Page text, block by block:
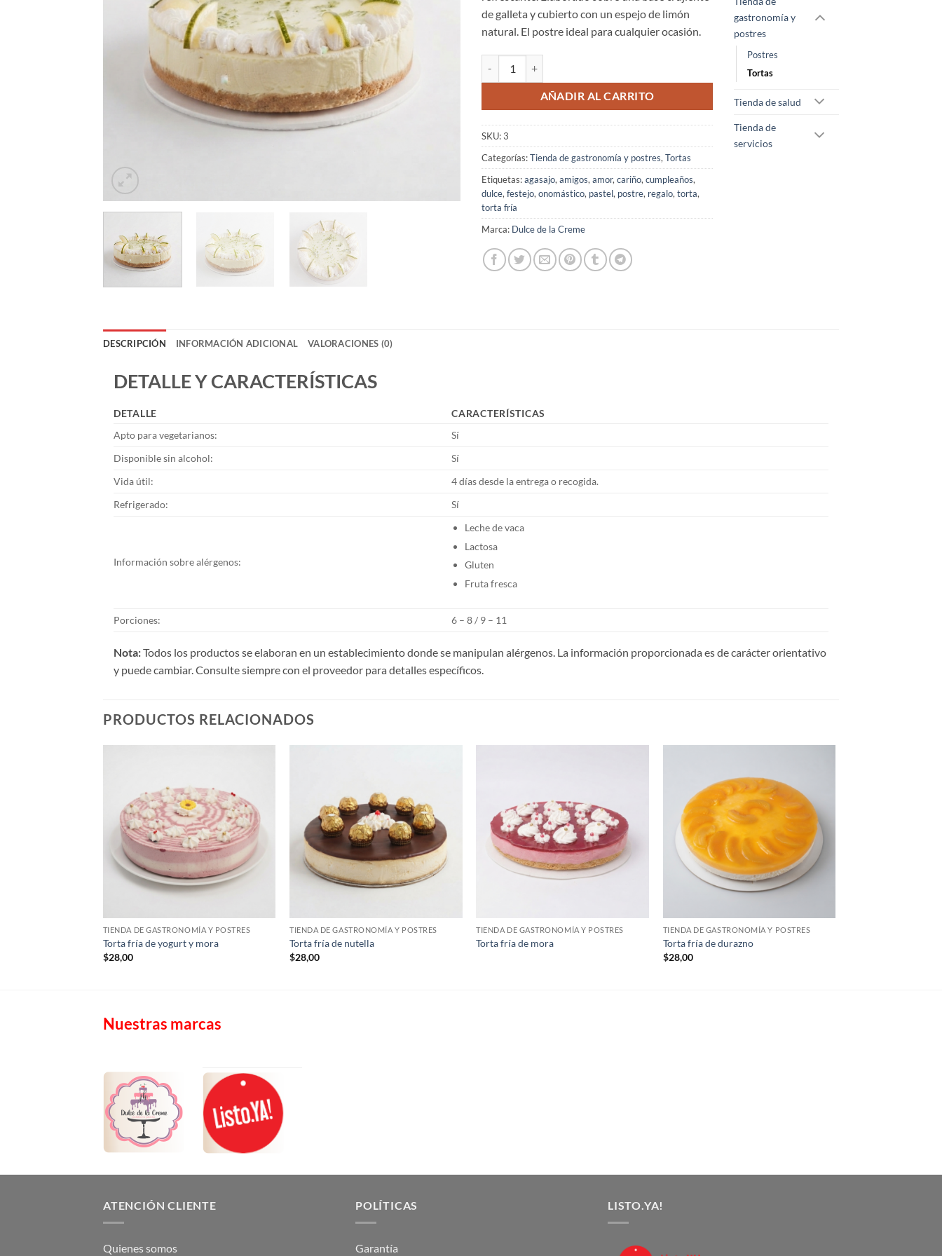
de galleta y cubierto con un espejo de limón
natural. El postre ideal para cualquier ocasión.
AÑADIR AL CARRITO
SKU:3
Categorías:Tienda de gastronomía y postres, Tortas
Etiquetas:agasajo, amigos, amor, cariño, cumpleaños,
dulce, festejo, onomástico, pastel, postre, regalo, torta,
torta fría
Marca: Dulce de la Creme
gastronomía y
postres
Postres
Tortas
Tienda de salud
Tienda de
servicios
DESCRIPCIÓN INFORMACIÓN ADICIONAL VALORACIONES (0)
DETALLE Y CARACTERÍSTICAS
DETALLE
CARACTERÍSTICAS
Apto para vegetarianos:
Sí
Disponible sin alcohol:
Sí
Vida útil:
4 días desde la entrega o recogida.
Refrigerado:
Sí
Información sobre alérgenos:
Leche de vaca
Lactosa
Gluten
Fruta fresca
Porciones: 6 – 8 / 9 – 11
Nota:Todos los productos se elaboran en un establecimiento donde se manipulan alérgenos. La información proporcionada es de carácter orientativo
y puede cambiar. Consulte siempre con el proveedor para detalles específicos.
PRODUCTOS RELACIONADOS
TIENDA DE GASTRONOMÍA Y POSTRES
Torta fría de yogurt y mora
$28,00
TIENDA DE GASTRONOMÍA Y POSTRES
Torta fría de nutella
$28,00
TIENDA DE GASTRONOMÍA Y POSTRES
Torta fría de mora
TIENDA DE GASTRONOMÍA Y POSTRES
Torta fría de durazno
$28,00
Nuestras marcas
ATENCIÓN CLIENTE
Quienes somos
POLÍTICAS
Garantía
LISTO.YA!